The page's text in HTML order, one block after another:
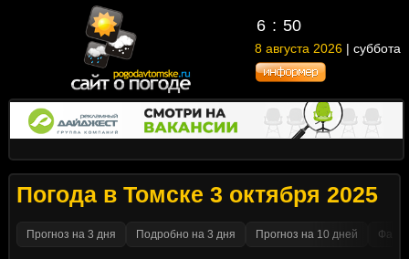
6 : 50
8 августа 2026 | суббота
Погода в Томске 3 октября 2025
Прогноз на 3 дня Подробно на 3 дня Прогноз на 10 дней